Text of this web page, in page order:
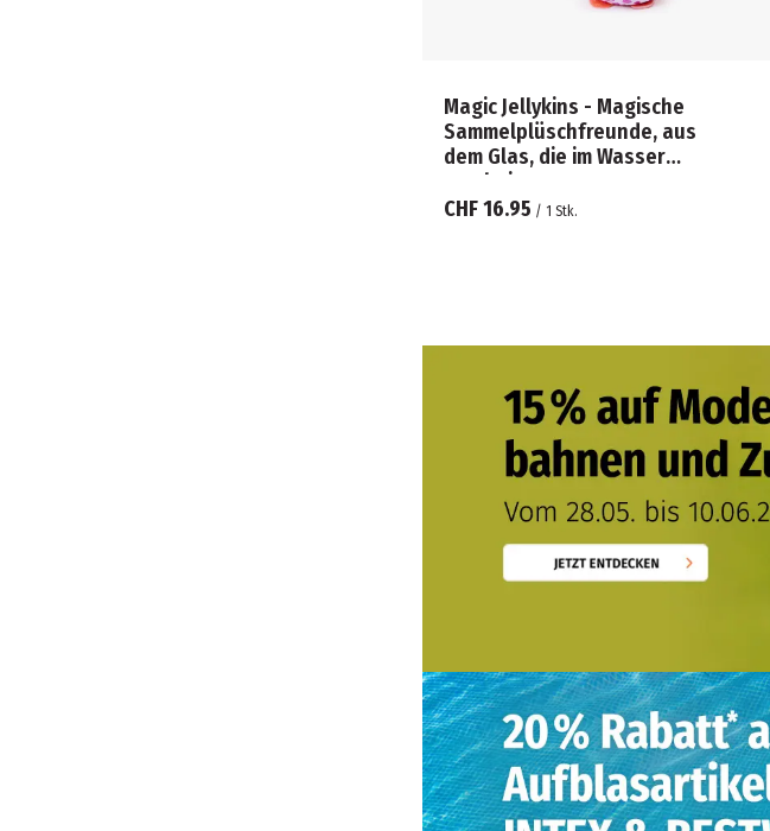
Magic Jellykins - Magische
Sammelplüschfreunde, aus
dem Glas, die im Wasser
erscheinen,
Überraschungsspielzeug
CHF 16.95 / 1 Stk.